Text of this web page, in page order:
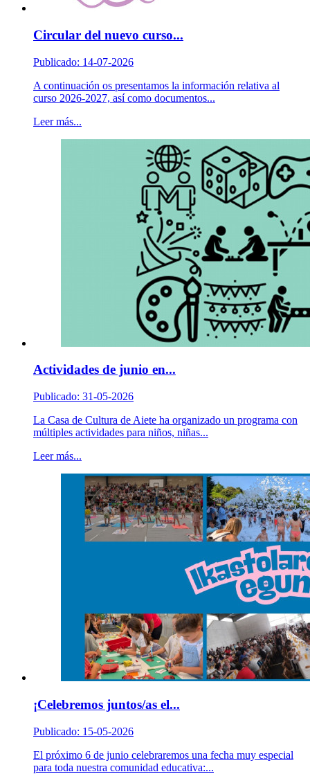
Circular del nuevo curso...
Publicado: 14-07-2026
A continuación os presentamos la información relativa al
curso 2026-2027, así como documentos...
Leer más...
Actividades de junio en...
Publicado: 31-05-2026
La Casa de Cultura de Aiete ha organizado un programa con
múltiples actividades para niños, niñas...
Leer más...
¡Celebremos juntos/as el...
Publicado: 15-05-2026
El próximo 6 de junio celebraremos una fecha muy especial
para toda nuestra comunidad educativa:...